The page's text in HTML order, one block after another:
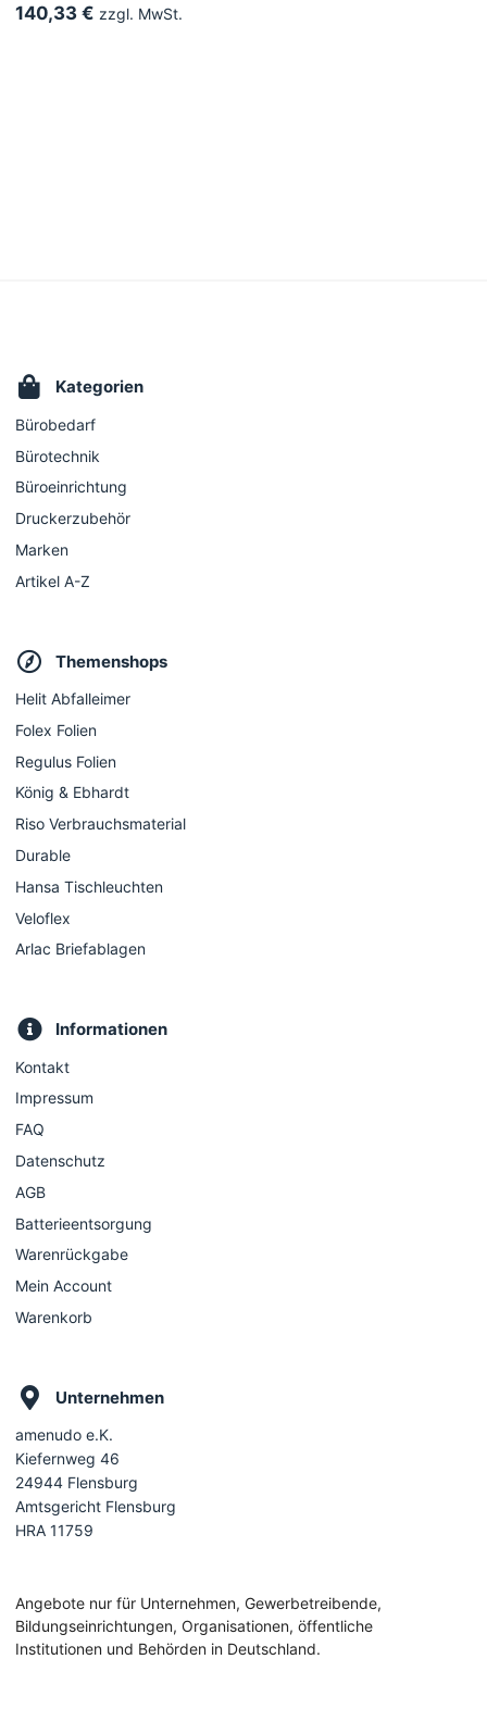
140,33 € zzgl. MwSt.
Kategorien
Bürobedarf
Bürotechnik
Büroeinrichtung
Druckerzubehör
Marken
Artikel A-Z
Themenshops
Helit Abfalleimer
Folex Folien
Regulus Folien
König & Ebhardt
Riso Verbrauchsmaterial
Durable
Hansa Tischleuchten
Veloflex
Arlac Briefablagen
Informationen
Kontakt
Impressum
FAQ
Datenschutz
AGB
Batterieentsorgung
Warenrückgabe
Mein Account
Warenkorb
Unternehmen
amenudo e.K.
Kiefernweg 46
24944 Flensburg
Amtsgericht Flensburg
HRA 11759
Angebote nur für Unternehmen, Gewerbetreibende,
Bildungseinrichtungen, Organisationen, öffentliche
Institutionen und Behörden in Deutschland.